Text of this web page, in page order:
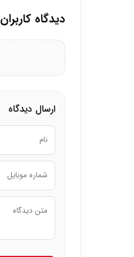
دیدگاه کاربران
ارسال دیدگاه